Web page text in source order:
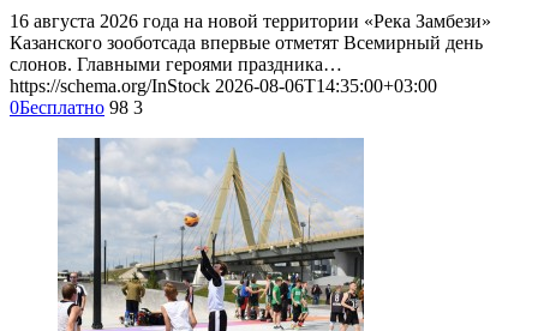
16 августа 2026 года на новой территории «Река Замбези»
Казанского зооботсада впервые отметят Всемирный день
слонов. Главными героями праздника…
https://schema.org/InStock 2026-08-06T14:35:00+03:00
0Бесплатно 98 3